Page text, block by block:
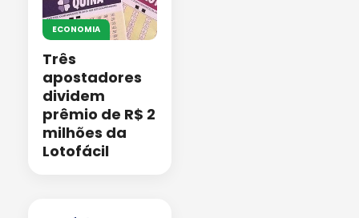
ECONOMIA
Três
apostadores
dividem
prêmio de R$ 2
milhões da
Lotofácil